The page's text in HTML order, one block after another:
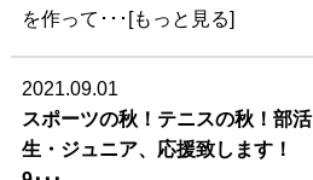
を作って･･･[もっと見る]
2021.09.01
スポーツの秋！テニスの秋！部活
生・ジュニア、応援致します！